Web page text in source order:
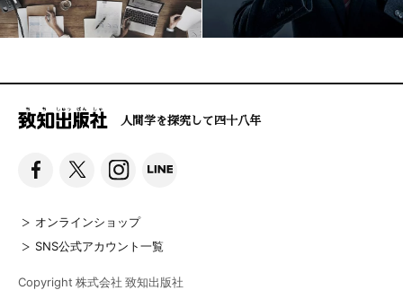
人間学を探究して四十八年
オンラインショップ
SNS公式アカウント一覧
Copyright 株式会社 致知出版社